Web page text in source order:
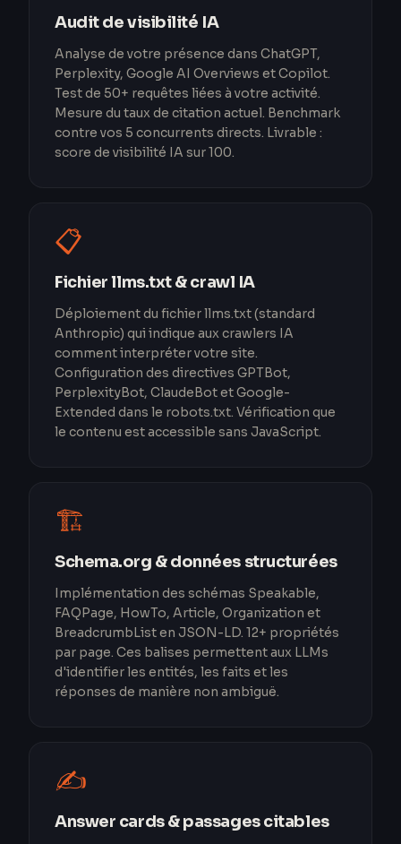
Audit de visibilité IA
Analyse de votre présence dans ChatGPT,
Perplexity, Google AI Overviews et Copilot.
Test de 50+ requêtes liées à votre activité.
Mesure du taux de citation actuel. Benchmark
contre vos 5 concurrents directs. Livrable :
score de visibilité IA sur 100.
📋
Fichier llms.txt & crawl IA
Déploiement du fichier llms.txt (standard
Anthropic) qui indique aux crawlers IA
comment interpréter votre site.
Configuration des directives GPTBot,
PerplexityBot, ClaudeBot et Google-
Extended dans le robots.txt. Vérification que
le contenu est accessible sans JavaScript.
🏗️
Schema.org & données structurées
Implémentation des schémas Speakable,
FAQPage, HowTo, Article, Organization et
BreadcrumbList en JSON-LD. 12+ propriétés
par page. Ces balises permettent aux LLMs
d'identifier les entités, les faits et les
réponses de manière non ambiguë.
✍️
Answer cards & passages citables